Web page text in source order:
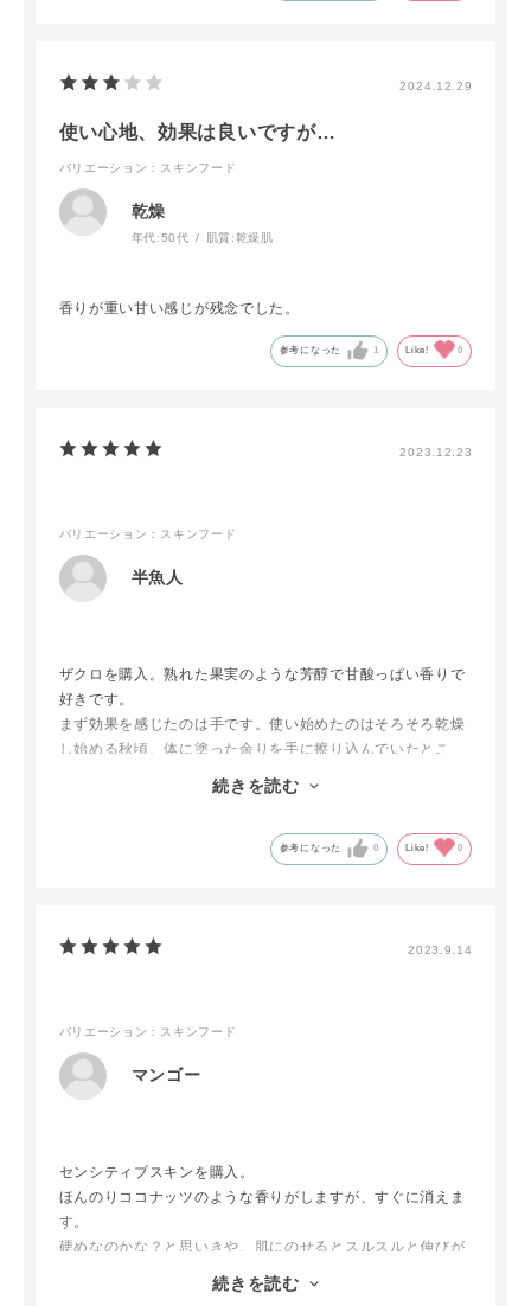
2024.12.29
使い心地、効果は良いですが…
バリエーション：スキンフード
乾燥
年代:50代 肌質:乾燥肌
香りが重い甘い感じが残念でした。
参考になった 1 Like! 0
2023.12.23
バリエーション：スキンフード
半魚人
ザクロを購入。熟れた果実のような芳醇で甘酸っぱい香りで
好きです。
まず効果を感じたのは手です。使い始めたのはそろそろ乾燥
し始める秋頃、体に塗った余りを手に擦り込んでいたとこ
れやすい手でこれならば、ボディにも確実に効いてるなと実
続きを読む
参考になった 0 Like! 0
2023.9.14
バリエーション：スキンフード
マンゴー
センシティブスキンを購入。
ほんのりココナッツのような香りがしますが、すぐに消えま
す。
硬めなのかな？と思いきや、肌にのせるとスルスルと伸びが
よく、しっかり保湿されている感じがしました。
今はまだ暑いので重く感じますが、乾燥してきたらちょうど
続きを読む